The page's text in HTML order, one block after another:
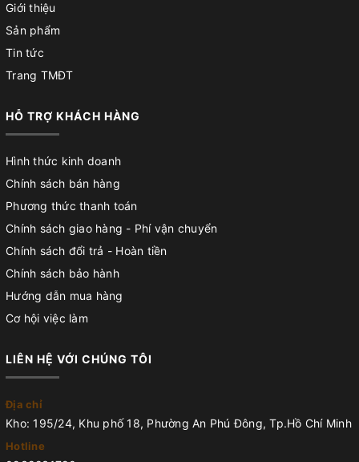
Giới thiệu
Sản phẩm
Tin tức
Trang TMĐT
HỖ TRỢ KHÁCH HÀNG
Hình thức kinh doanh
Chính sách bán hàng
Phương thức thanh toán
Chính sách giao hàng - Phí vận chuyển
Chính sách đổi trả - Hoàn tiền
Chính sách bảo hành
Hướng dẫn mua hàng
Cơ hội việc làm
LIÊN HỆ VỚI CHÚNG TÔI
Địa chỉ
Kho: 195/24, Khu phố 18, Phường An Phú Đông, Tp.Hồ Chí Minh
Hotline